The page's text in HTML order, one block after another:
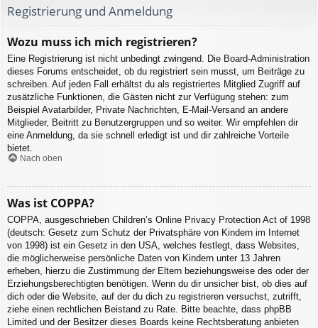
Registrierung und Anmeldung
Wozu muss ich mich registrieren?
Eine Registrierung ist nicht unbedingt zwingend. Die Board-Administration
dieses Forums entscheidet, ob du registriert sein musst, um Beiträge zu
schreiben. Auf jeden Fall erhältst du als registriertes Mitglied Zugriff auf
zusätzliche Funktionen, die Gästen nicht zur Verfügung stehen: zum
Beispiel Avatarbilder, Private Nachrichten, E-Mail-Versand an andere
Mitglieder, Beitritt zu Benutzergruppen und so weiter. Wir empfehlen dir
eine Anmeldung, da sie schnell erledigt ist und dir zahlreiche Vorteile
bietet.
Nach oben
Was ist COPPA?
COPPA, ausgeschrieben Children’s Online Privacy Protection Act of 1998
(deutsch: Gesetz zum Schutz der Privatsphäre von Kindern im Internet
von 1998) ist ein Gesetz in den USA, welches festlegt, dass Websites,
die möglicherweise persönliche Daten von Kindern unter 13 Jahren
erheben, hierzu die Zustimmung der Eltern beziehungsweise des oder der
Erziehungsberechtigten benötigen. Wenn du dir unsicher bist, ob dies auf
dich oder die Website, auf der du dich zu registrieren versuchst, zutrifft,
ziehe einen rechtlichen Beistand zu Rate. Bitte beachte, dass phpBB
Limited und der Besitzer dieses Boards keine Rechtsberatung anbieten